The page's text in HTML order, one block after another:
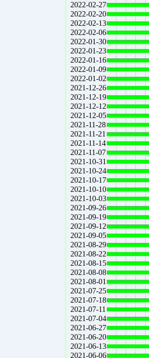
2022-02-27
2022-02-20
2022-02-13
2022-02-06
2022-01-30
2022-01-23
2022-01-16
2022-01-09
2022-01-02
2021-12-26
2021-12-19
2021-12-12
2021-12-05
2021-11-28
2021-11-21
2021-11-14
2021-11-07
2021-10-31
2021-10-24
2021-10-17
2021-10-10
2021-10-03
2021-09-26
2021-09-19
2021-09-12
2021-09-05
2021-08-29
2021-08-22
2021-08-15
2021-08-08
2021-08-01
2021-07-25
2021-07-18
2021-07-11
2021-07-04
2021-06-27
2021-06-20
2021-06-13
2021-06-06